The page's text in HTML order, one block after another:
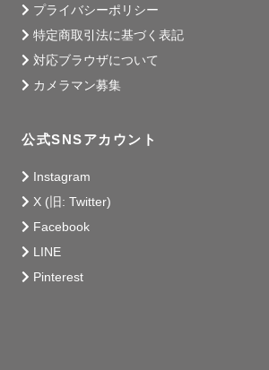
ご依頼後はLINEやZOOMでの
③ 撮影対応エリア
⚠️交通費が往復3000円以上の場合、
別途ご負担いただく場合がございます。
- - - - - - - - - - - - - - - - - - - - - - - -
プライバシーポリシー
特定商取引法に基づく表記
対応ブラウザについて
カメラマン募集
公式SNSアカウント
Instagram
X (旧: Twitter)
Facebook
LINE
Pinterest